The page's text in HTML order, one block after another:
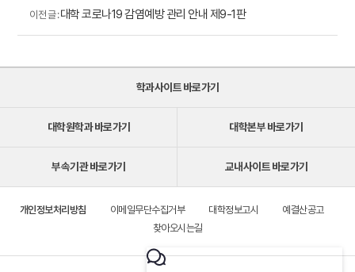
이전 글 :대학 코로나19 감염예방 관리 안내 제9-1판
학과사이트 바로가기
대학원학과 바로가기 대학본부 바로가기
부속기관 바로가기 교내사이트 바로가기
개인정보처리방침 이메일무단수집거부 대학정보고시
예결산공고
찾아오시는길